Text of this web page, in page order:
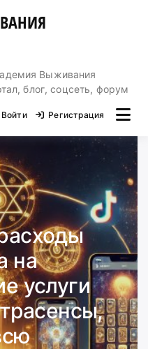
Выживания
блог, соцсеть, форум
Войти Регистрация
на
услуги